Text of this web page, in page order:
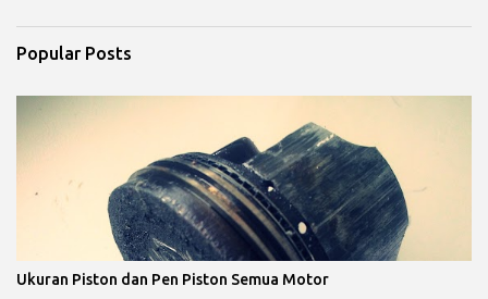
Popular Posts
Ukuran Piston dan Pen Piston Semua Motor